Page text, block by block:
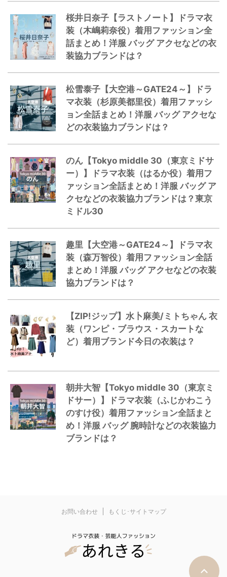
桜井日奈子【ラストノート】ドラマ衣
装（木嶋莉奈役）着用ファッション全
話まとめ！洋服 バッグ アクセなどの衣
装協力ブランドは？
松雪泰子【大空港～GATE24～】ドラ
マ衣装（杉原美都里役）着用ファッシ
ョン全話まとめ！洋服 バッグ アクセな
どの衣装協力ブランドは？
のん【Tokyo middle 30（東京ミドサ
ー）】ドラマ衣装（はるか役）着用フ
ァッション全話まとめ！洋服 バッグ ア
クセなどの衣装協力ブランドは？東京
ミドル30
趣里【大空港～GATE24～】ドラマ衣
装（森万智役）着用ファッション全話
まとめ！洋服 バッグ アクセなどの衣装
協力ブランドは？
【ZIP!ジップ】水卜麻美/ミトちゃん 衣
装（ワンピ・ブラウス・スカートな
ど）着用ブランド今日の衣装は？
朝井大智【Tokyo middle 30（東京ミ
ドサー）】ドラマ衣装（ふじかわこう
のすけ役）着用ファッション全話まと
め！洋服 バッグ 腕時計などの衣装協力
ブランドは？
お問い合わせ もくじ･サイトマップ